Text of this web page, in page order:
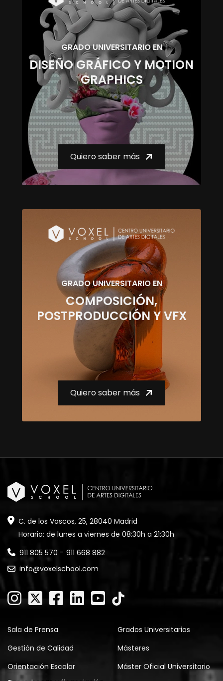
GRADO UNIVERSITARIO EN
DISEÑO GRÁFICO Y MOTION
GRAPHICS
Quiero saber más
GRADO UNIVERSITARIO EN
COMPOSICIÓN,
POSTPRODUCCIÓN Y VFX
Quiero saber más
C. de los Vascos, 25, 28040 Madrid
Horario: de lunes a viernes de 08:30h a 21:30h
911 805 570 - 911 668 882
info@voxelschool.com
Sala de Prensa
Gestión de Calidad
Orientación Escolar
Grados Universitarios
Másteres
Máster Oficial Universitario